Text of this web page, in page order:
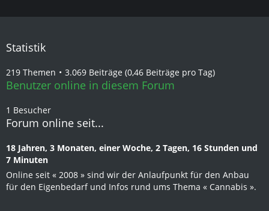
Statistik
219 Themen 3.069 Beiträge (0,46 Beiträge pro Tag)
Benutzer online in diesem Forum
1 Besucher
Forum online seit...
18 Jahren, 3 Monaten, einer Woche, 2 Tagen, 16 Stunden und
7 Minuten
Online seit « 2008 » sind wir der Anlaufpunkt für den Anbau
für den Eigenbedarf und Infos rund ums Thema « Cannabis ».